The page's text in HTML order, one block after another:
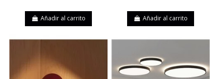
Añadir al carrito Añadir al carrito